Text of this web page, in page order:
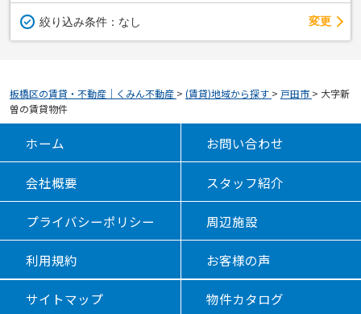
絞り込み条件： なし 変更
板橋区の賃貸・不動産｜くみん不動産 > (賃貸)地域から探す > 戸田市 > 大字新
曽の賃貸物件
ホーム お問い合わせ
会社概要 スタッフ紹介
プライバシーポリシー 周辺施設
利用規約 お客様の声
サイトマップ 物件カタログ